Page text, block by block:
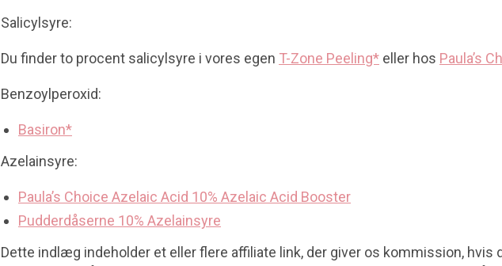
Salicylsyre:
Du finder to procent salicylsyre i vores egen T-Zone Peeling* eller hos Paula’s
Benzoylperoxid:
Basiron*
Azelainsyre:
Paula’s Choice Azelaic Acid 10% Azelaic Acid Booster
Pudderdåserne 10% Azelainsyre
Dette indlæg indeholder et eller flere affiliate link, der giver os kommission, hvis